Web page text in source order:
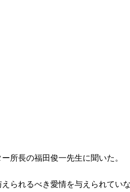
所長の福田俊一先生に聞いた。
られるべき愛情を与えられて